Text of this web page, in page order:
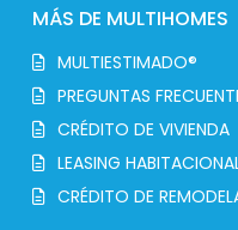
MÁS DE MULTIHOMES
MULTIESTIMADO®
PREGUNTAS
CRÉDITO DE VIVIENDA
LEASING
CRÉDITO DE